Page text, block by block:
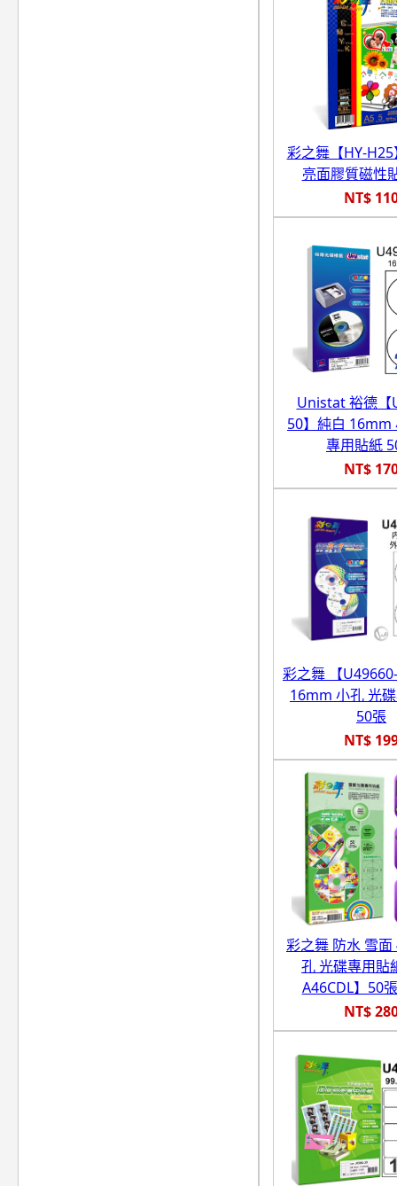
彩之舞【HY-
亮面膠質磁性
NT$
Unistat 裕德【
50】純白 16mm
專用貼紙
NT$
彩之舞 【
16mm 小孔 光
50張
NT$
彩之舞 防水 雪
孔 光碟專用貼
A46CDL】50
NT$